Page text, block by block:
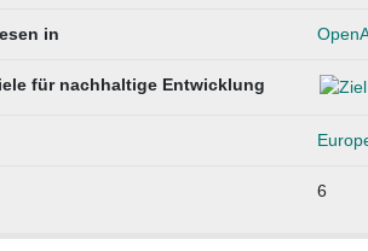
in
für nachhaltige Entwicklung
6